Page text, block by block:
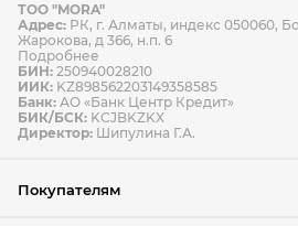
ТОО "MORA"
Адрес: РК, г. Алматы, индекс 050060,
Жарокова, д 366, н.п. 6
Подробнее
БИН: 250940028210
ИИК: KZ898562203149358585
Банк: АО «Банк Центр Кредит»
БИК/БСК: KCJBKZKX
Директор: Шипулина Г.А.
Покупателям